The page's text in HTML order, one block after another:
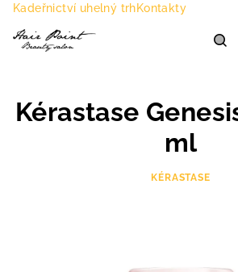
Přejít
obsah
Kadeřnictví uhelný trhKontakty
Kérastase
ml
KÉRASTASE